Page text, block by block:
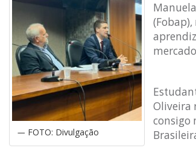
FOTO: Divulgação
Oliveira
consigo